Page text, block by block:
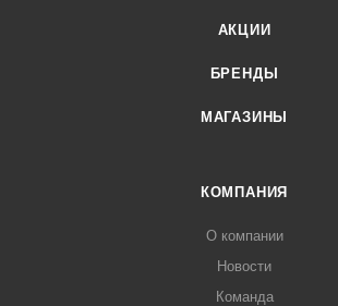
АКЦИИ
БРЕНДЫ
МАГАЗИНЫ
КОМПАНИЯ
О компании
Новости
Команда